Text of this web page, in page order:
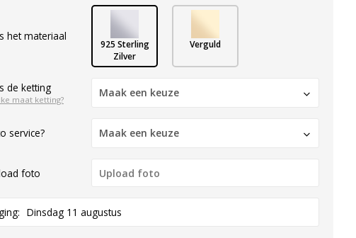
het materiaal
925 Sterling
Zilver
Verguld
de ketting
maat ketting? Maak een keuze
service? Maak een keuze
foto
Dinsdag 11 augustus